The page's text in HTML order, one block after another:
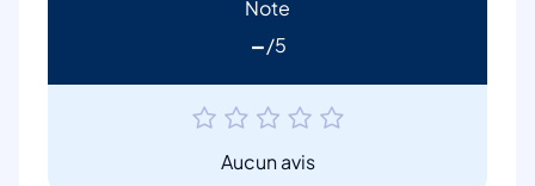
Note
-
Aucun avis